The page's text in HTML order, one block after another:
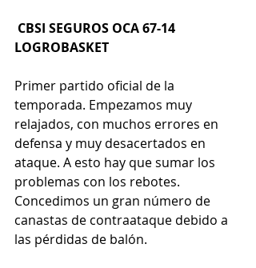
LOGROBASKET
Primer partido oficial de la
temporada. Empezamos muy
relajados, con muchos errores en
defensa y muy desacertados en
ataque. A esto hay que sumar los
problemas con los rebotes.
Concedimos un gran número de
canastas de contraataque debido a
las pérdidas de balón.